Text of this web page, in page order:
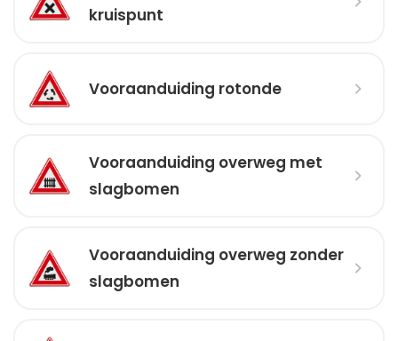
kruispunt
Vooraanduiding rotonde
Vooraanduiding overweg met
slagbomen
Vooraanduiding overweg zonder
slagbomen